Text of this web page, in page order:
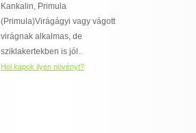
Kankalin, Primula
(Primula)Virágágyi vagy vágott
virágnak alkalmas, de
sziklakertekben is jól..
Hol kapok ilyen növényt?